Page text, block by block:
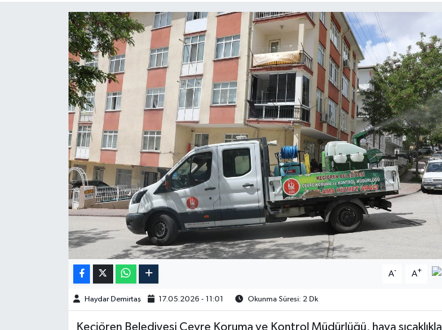
A- A+
Haydar Demirtaş 17.05.2026 - 11:01 Okunma Süresi: 2 Dk
​​​​​​Keçiören Belediyesi Çevre Koruma ve Kontrol Müdürlüğü, hava
Gündem
Magazin
Burç Yorumları
Hava Durumu
Kim kimdir?